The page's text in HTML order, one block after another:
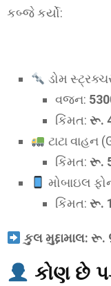
કબ્જે કર્યો:
ડોમ
વજન:
કિંમત: રૂ.
ટાટા વાહન
કિંમત: રૂ.
મોબાઇલ
કિંમત: રૂ.
કુલ મુદ્દામાલ: રૂ.
કોણ છે